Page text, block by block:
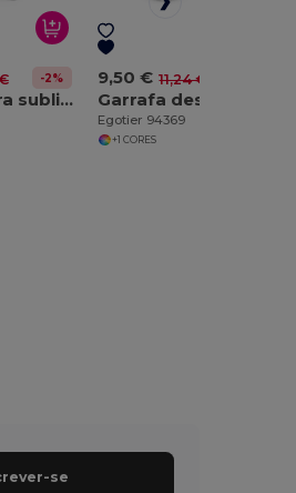
-2%
Garrafa para sublimação em aço inoxidável 380 mL
9,50 € 11,24 €
Egotier 94369
+1 CORES
se